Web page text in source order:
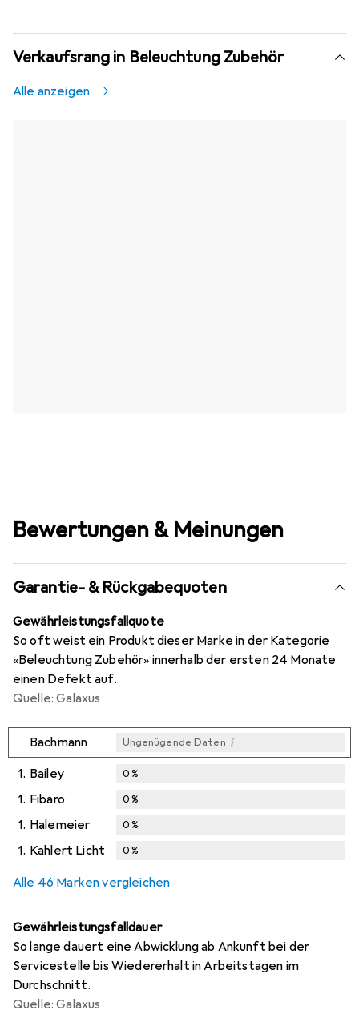
Verkaufsrang in Beleuchtung Zubehör
Alle anzeigen
Bewertungen & Meinungen
Garantie- & Rückgabequoten
Gewährleistungsfallquote
So oft weist ein Produkt dieser Marke in der Kategorie
«Beleuchtung Zubehör» innerhalb der ersten 24 Monate
einen Defekt auf.
Quelle: Galaxus
Bachmann Ungenügende Daten i
1. Bailey 0%
1. Fibaro 0%
1. Halemeier 0%
1. Kahlert Licht 0%
Alle 46 Marken vergleichen
Gewährleistungsfalldauer
So lange dauert eine Abwicklung ab Ankunft bei der
Servicestelle bis Wiedererhalt in Arbeitstagen im
Durchschnitt.
Quelle: Galaxus